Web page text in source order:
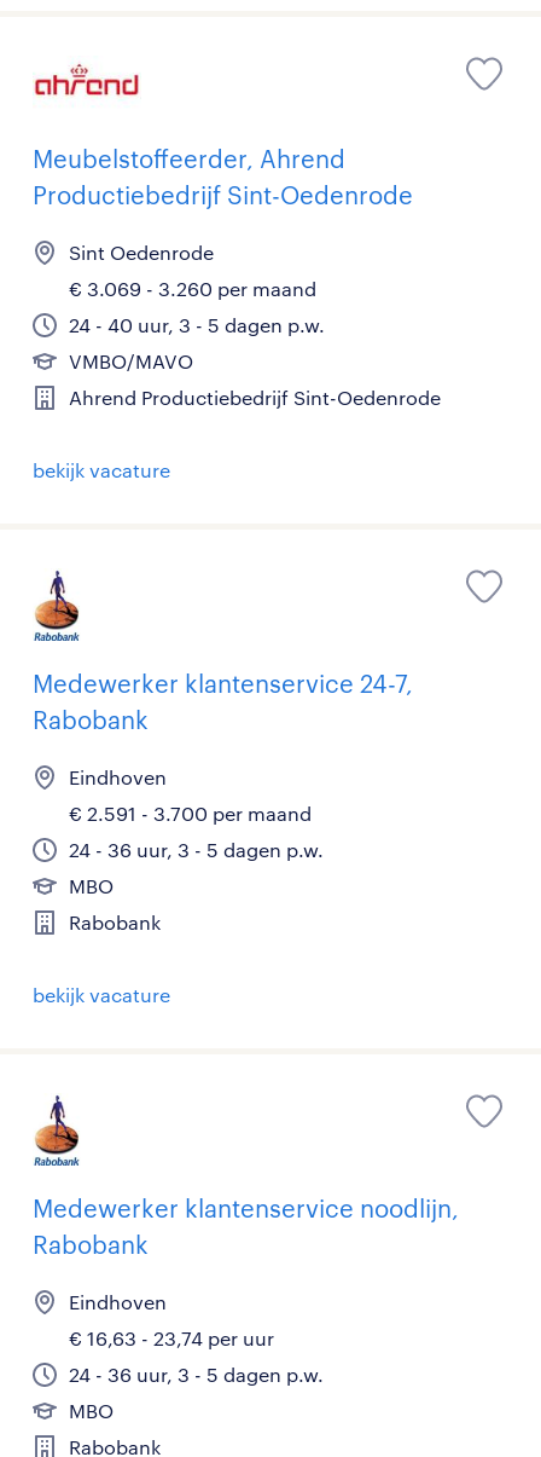
Meubelstoffeerder, Ahrend
Productiebedrijf Sint-Oedenrode
Sint Oedenrode
€ 3.069 - 3.260 per maand
24 - 40 uur, 3 - 5 dagen p.w.
VMBO/MAVO
Ahrend Productiebedrijf Sint-Oedenrode
bekijk vacature
Medewerker klantenservice 24-7,
Rabobank
Eindhoven
€ 2.591 - 3.700 per maand
24 - 36 uur, 3 - 5 dagen p.w.
MBO
Rabobank
bekijk vacature
Medewerker klantenservice noodlijn,
Rabobank
Eindhoven
€ 16,63 - 23,74 per uur
24 - 36 uur, 3 - 5 dagen p.w.
MBO
Rabobank